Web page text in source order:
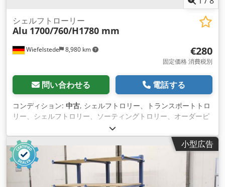
Wiefelstede 8,980 km
シェルフトローリー
Alu 1700/760/H1780 mm
€280
固定価格 消費税別
問い合わせる 電話する
コンディション: 中古, シェルフトロリー、トランスポートトロ
リー、シェルフトロリー、ソーティングトロリー、オーダーピ
ッキングトロリー、モバイルシェルフ -幅: 1700 mm -奥行:
760 mm -高さ: 1780 mm Dedjd Sfkdopfx Apcswa -ストレー
ジシェルフ4 -価格：1枚あたり -数：1ピース -重量：84kg/個
小型広告